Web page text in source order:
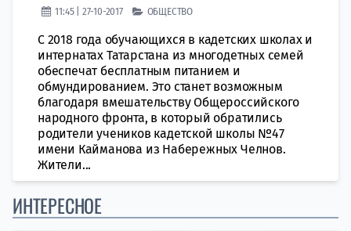
11:45 | 27-10-2017 ОБЩЕСТВО
С 2018 года обучающихся в кадетских школах и
интернатах Татарстана из многодетных семей
обеспечат бесплатным питанием и
обмундированием. Это станет возможным
благодаря вмешательству Общероссийского
народного фронта, в который обратились
родители учеников кадетской школы №47
имени Кайманова из Набережных Челнов.
Жители...
ИНТЕРЕСНОЕ